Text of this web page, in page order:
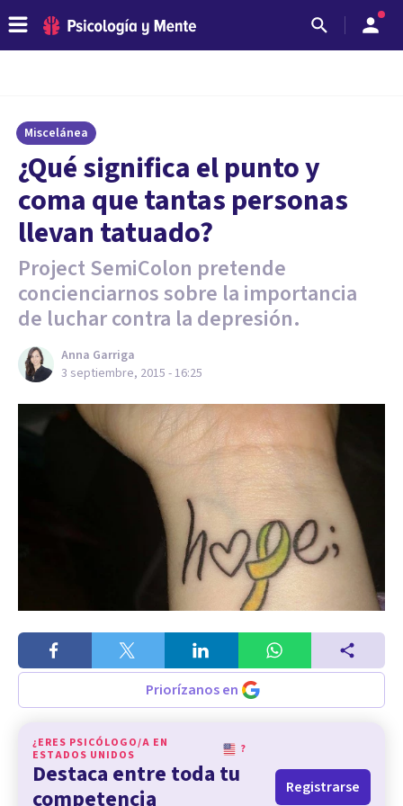
Miscelánea
¿Qué significa el punto y
coma que tantas personas
llevan tatuado?
Project SemiColon pretende
concienciarnos sobre la importancia
de luchar contra la depresión.
Anna Garriga
3 septiembre, 2015 - 16:25
Priorízanos en
¿ERES PSICÓLOGO/A EN
ESTADOS UNIDOS
?
Destaca entre toda tu
competencia
Registrarse